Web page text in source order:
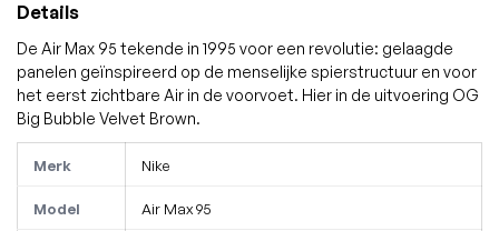
Details
De Air Max 95 tekende in 1995 voor een revolutie: gelaagde
panelen geïnspireerd op de menselijke spierstructuur en voor
het eerst zichtbare Air in de voorvoet. Hier in de uitvoering OG
Big Bubble Velvet Brown.
Merk Nike
Model Air Max 95